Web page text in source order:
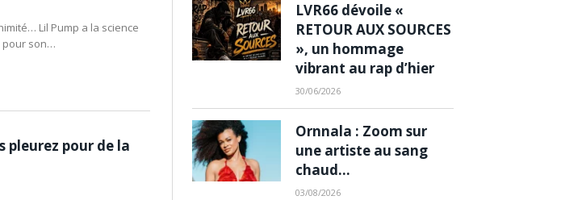
Lil Pump a la science
pour son…
pleurez pour de la
LVR66 dévoile «
RETOUR AUX SOURCES
», un hommage
vibrant au rap d’hier
30/06/2026
Ornnala : Zoom sur
une artiste au sang
chaud…
03/08/2026